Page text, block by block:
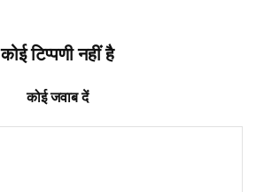
कोई टिप्पणी नहीं है
कोई जवाब दें